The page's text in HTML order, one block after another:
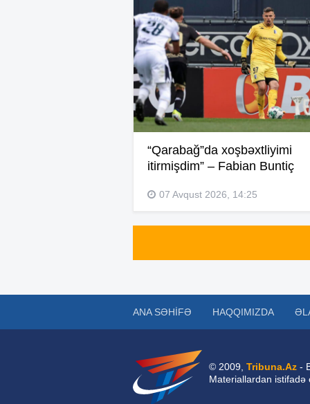
“Qarabağ”da xoşbəxtliyimi
itirmişdim” – Fabian Buntiç
07 Avqust 2026, 14:25
ANA SƏHIFƏ HAQQIMIZDA
© 2009, Tribuna.Az -
Materiallardan istifadə